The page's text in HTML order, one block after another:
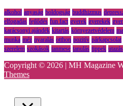
alkohol anyaság boldogság buddhizmus
elfogadás fejlődés fun fact gyerek gyerekek
karácsonyi ajándék kitartás környezetvédelem
munka méz nyaralás otthon pozitív párkapcsolat
szerelem szokások tanmese tanulás tippek utazás
Copyright © 2026 | MH Magazine
Themes